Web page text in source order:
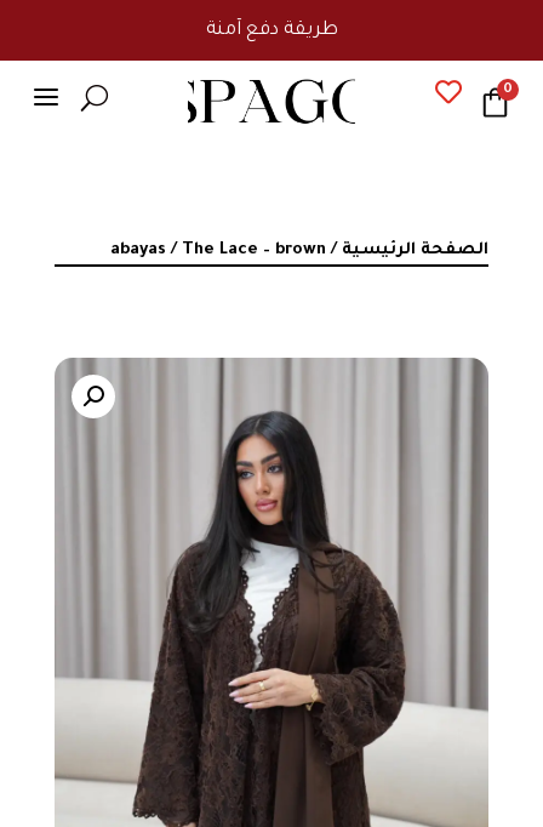
طريقة دفع آمنة
a U  0
الصفحة الرئيسية /
abayas / The Lace – brown